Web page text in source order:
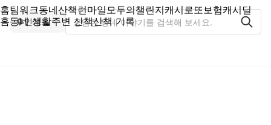
홈팀워크동네산책런마일모두의챌린지캐시로또보험캐시딜
홈동네 생활주변 산책산책 기록
인계동